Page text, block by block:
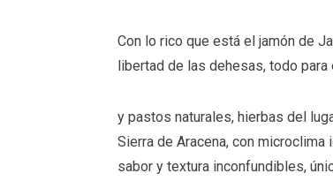
Con lo rico que está el jamón de
libertad de las dehesas, todo
y pastos naturales, hierbas del
Sierra de Aracena, con
sabor y textura inconfundibles,